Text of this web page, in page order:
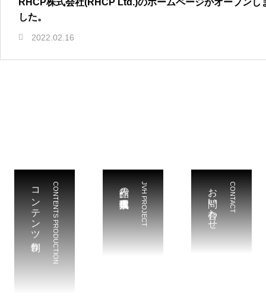
RHCP株式会社(RHCP Ltd.)のホームページがオープンし
した。
2022.02.16
CONTENTS PRODUCTION
コンテンツ制作 JVH PROJECT
作品の輸入代理事業 CONTACT
お問い合わせ